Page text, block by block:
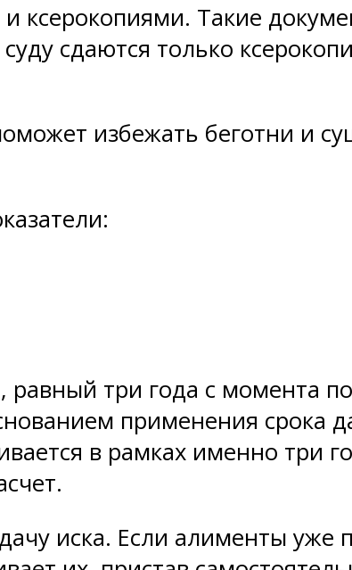
ксерокопиями. Такие
сдаются только
избежать беготни и
равный три года с момента
применения срока
в рамках именно три
иска. Если алименты уже